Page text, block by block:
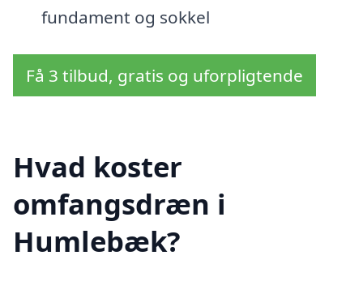
fundament og sokkel
Få 3 tilbud, gratis og uforpligtende
Hvad koster
omfangsdræn i
Humlebæk?